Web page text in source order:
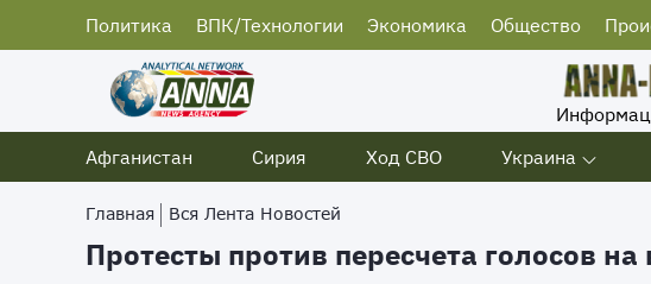
Политика ВПК/Технологии Экономика Общество
Афганистан
Сирия Ход СВО Украина
Главная Вся Лента Новостей
Протесты против пересчета голосов